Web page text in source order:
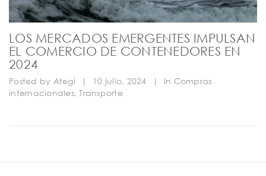
LOS MERCADOS EMERGENTES IMPULSAN
EL COMERCIO DE CONTENEDORES EN
2024
Posted by Ategi | 10 julio, 2024 | In Compras
internacionales,Transporte